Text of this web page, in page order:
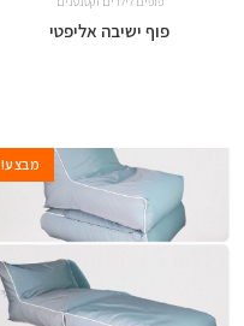
פוף ישיבה אליפטי
מבצע!